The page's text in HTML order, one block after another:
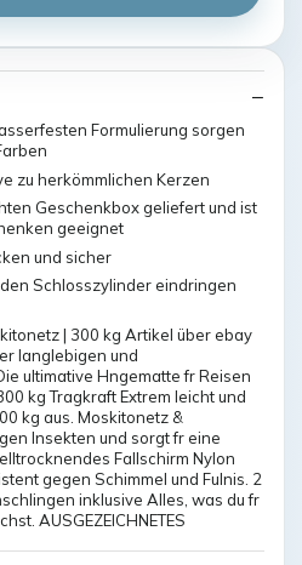
Formulierung sorgen
zu herkömmlichen Kerzen
Geschenkbox geliefert und ist
geeignet
und sicher
Schlosszylinder eindringen
| 300 kg Artikel über ebay
langlebigen und
ultimative Hngematte fr Reisen
kg Tragkraft Extrem leicht und
kg aus. Moskitonetz &
Insekten und sorgt fr eine
Fallschirm Nylon
gegen Schimmel und Fulnis. 2
inklusive Alles, was du fr
AUSGEZEICHNETES